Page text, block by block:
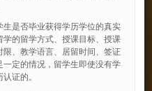
是否毕业获得学历学位的真实
的留学方式、授课目标、授课
、教学语言、居留时间、签证
定的情况，留学生即使没有学
证的。